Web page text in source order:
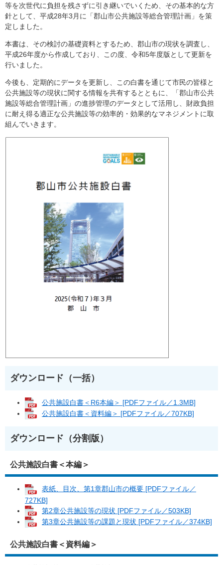
等を次世代に負担を残さずに引き継いでいくため、その基本的な方
針として、平成28年3月に「郡山市公共施設等総合管理計画」を策
定しました。
本書は、その検討の基礎資料とするため、郡山市の現状を調査し、
平成26年度から作成しており、この度、令和5年度版として更新を
行いました。
今後も、定期的にデータを更新し、この白書を通じて市民の皆様と
公共施設等の現状に関する情報を共有するとともに、「郡山市公共
施設等総合管理計画」の進捗管理のデータとして活用し、財政負担
に耐え得る適正な公共施設等の効率的・効果的なマネジメントに取
組んでいきます。
ダウンロード（一括）
公共施設白書＜R6本編＞ [PDFファイル／1.3MB]
公共施設白書＜資料編＞ [PDFファイル／707KB]
ダウンロード（分割版）
公共施設白書＜本編＞
表紙、目次、第1章郡山市の概要 [PDFファイル／
727KB]
第2章公共施設等の現状 [PDFファイル／503KB]
第3章公共施設等の課題と現状 [PDFファイル／374KB]
公共施設白書＜資料編＞